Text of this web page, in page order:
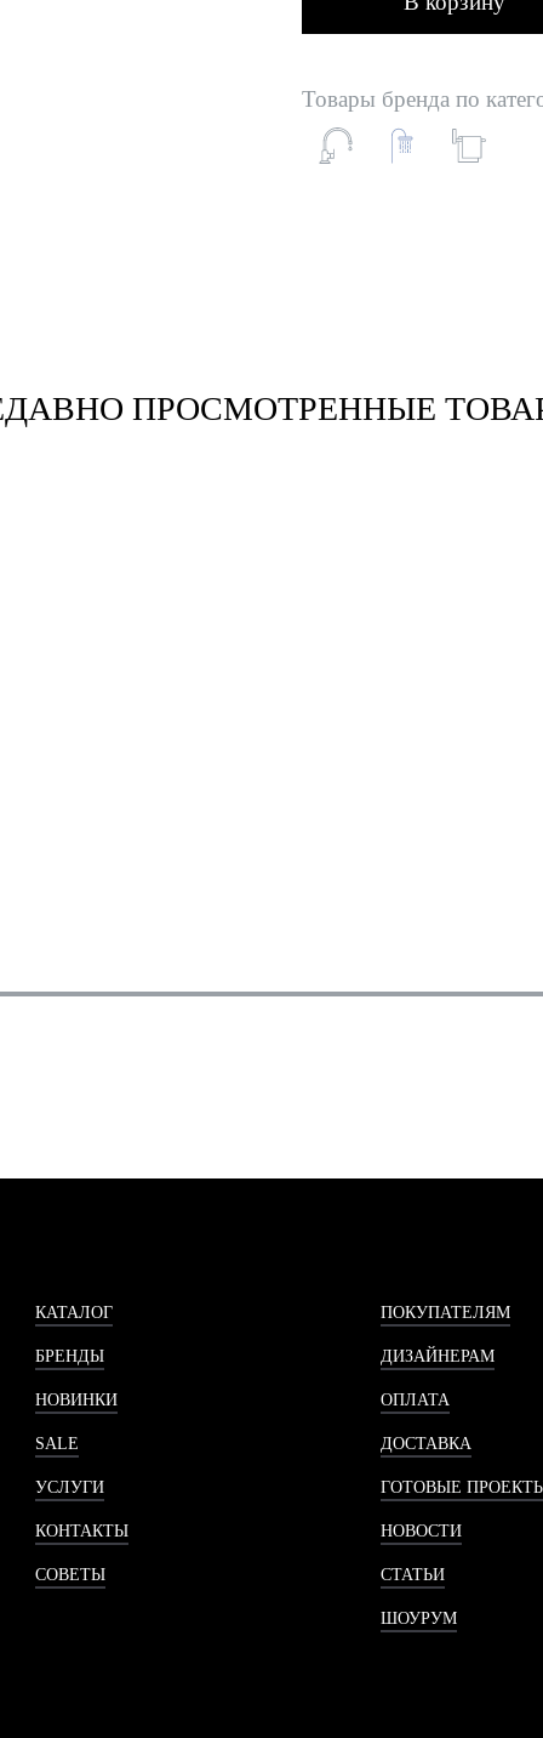
Товары бренда по
ПРОСМОТРЕННЫЕ
КАТАЛОГ
БРЕНДЫ
НОВИНКИ
SALE
УСЛУГИ
КОНТАКТЫ
СОВЕТЫ
ПОКУПАТЕЛЯМ
ДИЗАЙНЕРАМ
ОПЛАТА
ДОСТАВКА
ГОТОВЫЕ
НОВОСТИ
СТАТЬИ
ШОУРУМ